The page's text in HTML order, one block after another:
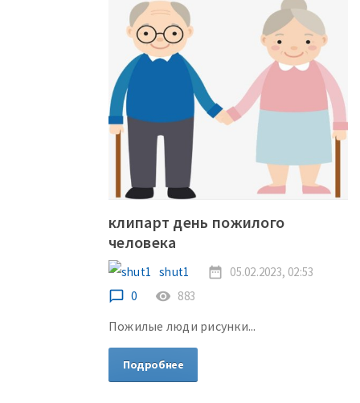
клипарт день пожилого
человека
shut1 date_range 05.02.2023, 02:53
chat_bubble_outline 0 remove_red_eye 883
Пожилые люди рисунки...
Подробнее